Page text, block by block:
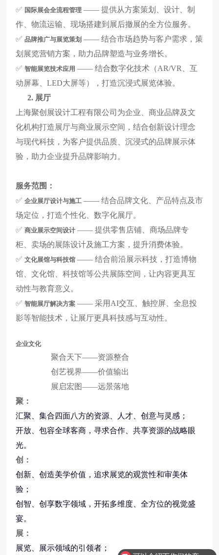
✅ 国际展会全流程管理 ——提供从方案策划、设计、制
作、物流运输、现场搭建到展后撤展的全方位服务。
✅ 品牌推广与展览策划 ——结合市场趋势与客户需求，策
划展览营销方案，助力品牌塑造与业务增长。
✅ 智能展览技术应用 ——结合数字化技术（AR/VR、互
动屏幕、LED大屏等），打造沉浸式展览体验。
2. 展厅
上海聚创展设计工程有限公司为企业、商业品牌及文
化机构打造展厅与商业展示空间，结合创新设计理念
与现代科技，为客户提供品质、沉浸式的品牌展示体
验，助力企业提升品牌影响力。
服务范围：
✅ 企业展厅设计与施工 ——结合品牌文化、产品特点及市
场定位，打造个性化、数字化展厅。
✅ 商业展示空间设计 ——提供零售店铺、商场品牌专
柜、卖场的展陈设计及施工方案，提升消费体验。
✅ 文化展馆与科技馆 ——结合前沿展示科技，打造博物
馆、文化馆、科技馆等公共展陈空间，让内容更具互
动性与教育意义。
✅ 智能展厅解决方案 ——采用AI交互、触控屏、全息投
影等智能技术，让展厅更具科技感与互动性。
企业文化
聚合天下——资源整合
创艺视界——价值输出
展启宏图——远景落地
聚：
汇聚、集合四面八方的资源、人才、创意与灵感 ；
开放、包容全球客商 ，寻求合作、共享资源的战略眼
光。
创：
创新、创造美学价值，追求展览的观赏性和审美体
验 ；
创智、创享数字领域，开拓多维度、全方位的视觉盛
宴。
展：
展览、展示领域的引领者；